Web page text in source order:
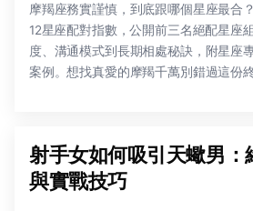
摩羯座務實謹慎，到底跟哪個星座最合
12星座配對指數，公開前三名絕配星座
度、溝通模式到長期相處秘訣，附星座
案例。想找真愛的摩羯千萬別錯過這份
射手女如何吸引天蠍男：
與實戰技巧